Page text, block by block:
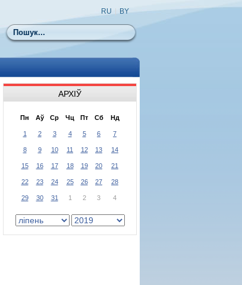
Пошук
RU BY
АРХІЎ
Пн Аў Ср Чц Пт Сб Нд
1 2 3 4 5 6 7
8 9 10 11 12 13 14
15 16 17 18 19 20 21
22 23 24 25 26 27 28
29 30 31 1 2 3 4